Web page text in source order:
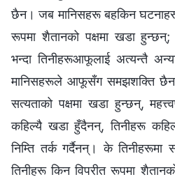
छैन। जब मानिसहरू बहकिन
रूपमा शैतानको पक्षमा खडा
भन्दा तिनीहरूआफूलाई अत्यन्तै
मानिसहरूले आफूसँग समझशक्ति
सत्यताको पक्षमा खडा हुन्छन्,
कहिल्यै खडा हुँदैनन्, तिनीहरू
निम्ति तर्क गर्दैनन्। के
तिनीहरू किन विपरीत रूपमा